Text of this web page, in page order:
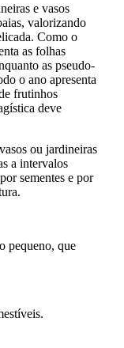
e vasos
valorizando
Como o
as folhas
as pseudo-
o ano apresenta
frutinhos
deve
ou jardineiras
a intervalos
sementes e por
pequeno, que